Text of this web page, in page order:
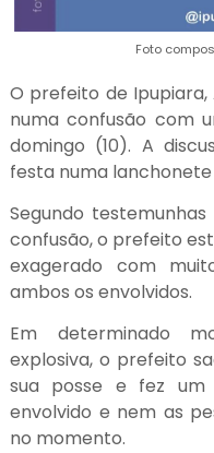
Foto
O prefeito de Ipupiara,
numa confusão com
domingo (10). A
festa numa lanchonete
Segundo
confusão, o prefeito
exagerado com
ambos os envolvidos.
Em determinado
explosiva, o prefeito
sua posse e fez um
envolvido e nem as
no momento.